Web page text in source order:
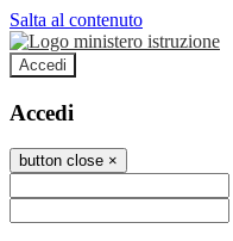
Salta al contenuto
Accedi
Accedi
button close ×